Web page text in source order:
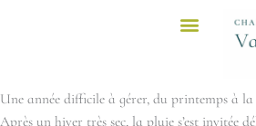
Une année difficile à gérer, du printemps à la
Après un hiver très sec, la pluie s’est invitée